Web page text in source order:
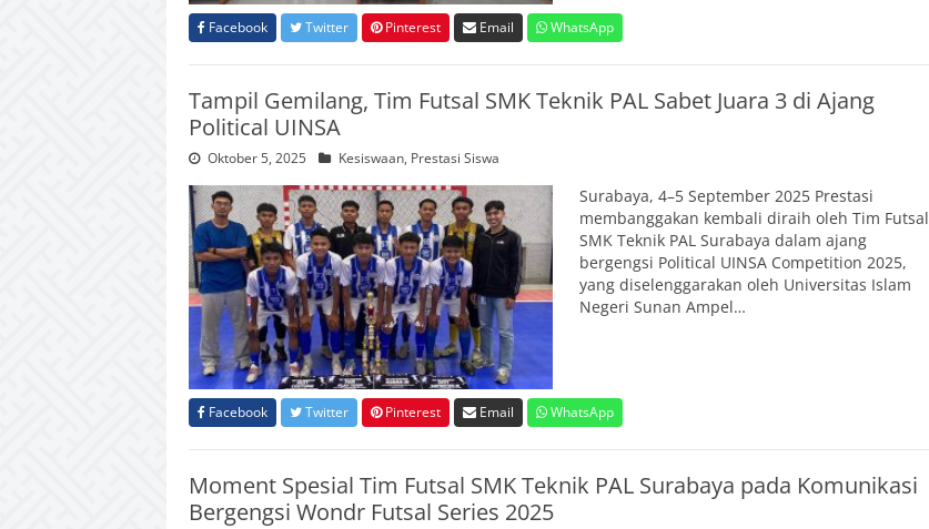
Facebook Twitter Pinterest Email WhatsApp
Tampil Gemilang, Tim Futsal SMK Teknik PAL Sabet Juara 3 di Ajang
Political UINSA
Oktober 5, 2025 Kesiswaan, Prestasi Siswa
Surabaya, 4–5 September 2025 Prestasi
membanggakan kembali diraih oleh Tim Futsal
SMK Teknik PAL Surabaya dalam ajang
bergengsi Political UINSA Competition 2025,
yang diselenggarakan oleh Universitas Islam
Negeri Sunan Ampel…
Facebook Twitter Pinterest Email WhatsApp
Moment Spesial Tim Futsal SMK Teknik PAL Surabaya pada Komunikasi
Bergengsi Wondr Futsal Series 2025